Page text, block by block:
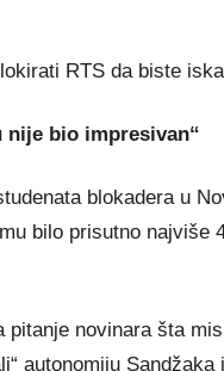
RTS da biste
nije bio impresivan“
blokadera u
bilo prisutno najviše
pitanje novinara šta
autonomiju